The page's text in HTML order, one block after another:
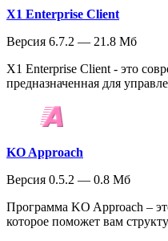
X1 Enterprise Client
Версия 6.7.2 — 21.8 Мб
X1 Enterprise Client - это
предназначенная для
KO Approach
Версия 0.5.2 — 0.8 Мб
Программа KO Approach –
которое поможет вам